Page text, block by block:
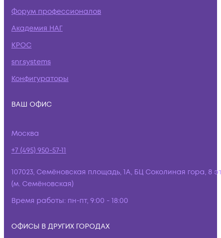
Форум профессионалов
Академия НАГ
КРОС
snr.systems
Конфигураторы
ВАШ ОФИС
Москва
+7 (495) 950-57-11
107023, Семёновская площадь, 1А, БЦ Соколиная гора, 8
(м. Семёновская)
Время работы: пн-пт, 9:00 - 18:00
ОФИСЫ В ДРУГИХ ГОРОДАХ